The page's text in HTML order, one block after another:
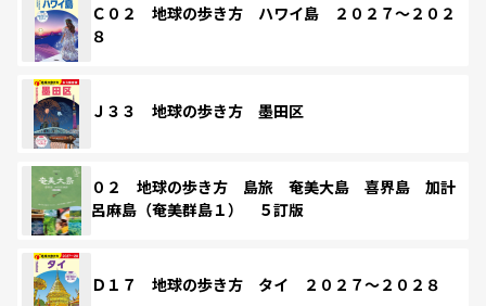
Ｃ０２ 地球の歩き方 ハワイ島 ２０２７～２０２
８
Ｊ３３ 地球の歩き方 墨田区
０２ 地球の歩き方 島旅 奄美大島 喜界島 加計
呂麻島（奄美群島１） ５訂版
Ｄ１７ 地球の歩き方 タイ ２０２７～２０２８